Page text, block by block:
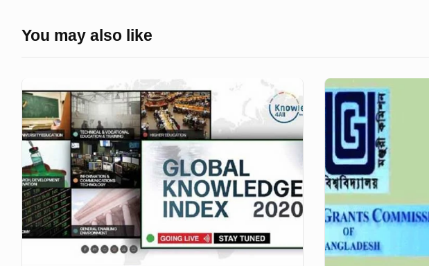
You may also like
শিক্ষা,
প্রযুক্তি
ও
উদ্ভাবনে
দক্ষিণ
এশিয়ায়
সবার
পেছনে
বিশ্ববিদ্যালয়ের
শিক্ষার্থীদের
জন্য
কম
দামে
ডাটা
দেবে
গ্রামীণফোন